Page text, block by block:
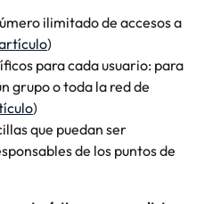
ilimitado de accesos a
)
para cada usuario: para
grupo o toda la red de
)
que puedan ser
de los puntos de